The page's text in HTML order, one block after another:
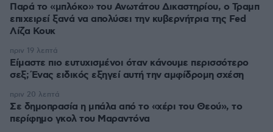
Παρά το «μπλόκο» του Ανωτάτου Δικαστηρίου, ο Τραμπ
επιχειρεί ξανά να απολύσει την κυβερνήτρια της Fed
Λίζα Κουκ
Είμαστε πιο ευτυχισμένοι όταν κάνουμε περισσότερο
σεξ; Ένας ειδικός εξηγεί αυτή την αμφίδρομη σχέση
πριν 19 λεπτά
Σε δημοπρασία η μπάλα από το «χέρι του Θεού», το
περίφημο γκολ του Μαραντόνα
πριν 20 λεπτά